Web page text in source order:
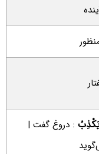
: دروغ گفت |